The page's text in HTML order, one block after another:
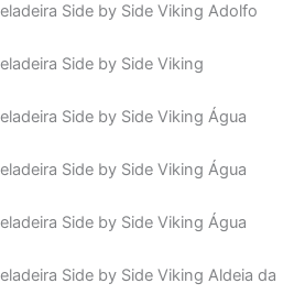
Side by Side Viking Adolfo
Side by Side Viking
Side by Side Viking Água
Side by Side Viking Água
Side by Side Viking Água
Side by Side Viking Aldeia da